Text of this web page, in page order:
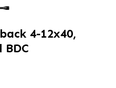
4-12x40,